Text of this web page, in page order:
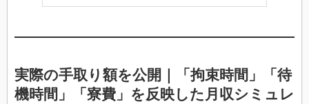
実際の手取り額を公開｜「拘束時間」「待
機時間」「寮費」を反映した月収シミュレ